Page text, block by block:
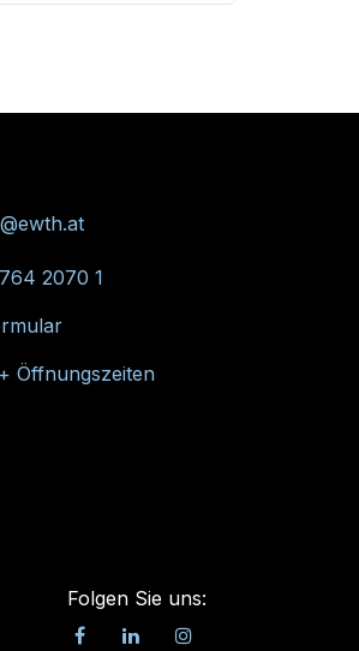
2070 1
Öffnungszeiten
Folgen Sie uns: